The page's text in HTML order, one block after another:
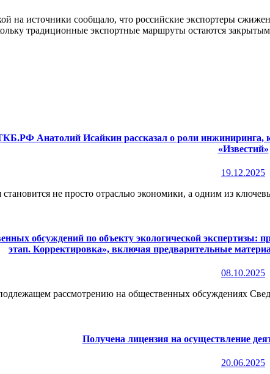
на источники сообщало, что российские экспортеры
традиционные экспортные маршруты остаются
Анатолий Исайкин рассказал о роли
«Известий»
19.12.2025
не просто отраслью экономики, а одним из
обсуждений по объекту экологической экспертизы:
этап. Корректировка», включая предварительные
08.10.2025
рассмотрению на общественных обсуждениях
Получена лицензия на осуществление
20.06.2025